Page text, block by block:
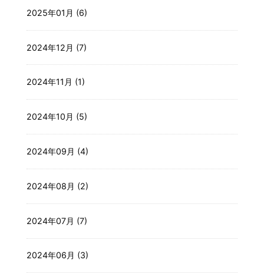
2025年01月 (6)
2024年12月 (7)
2024年11月 (1)
2024年10月 (5)
2024年09月 (4)
2024年08月 (2)
2024年07月 (7)
2024年06月 (3)